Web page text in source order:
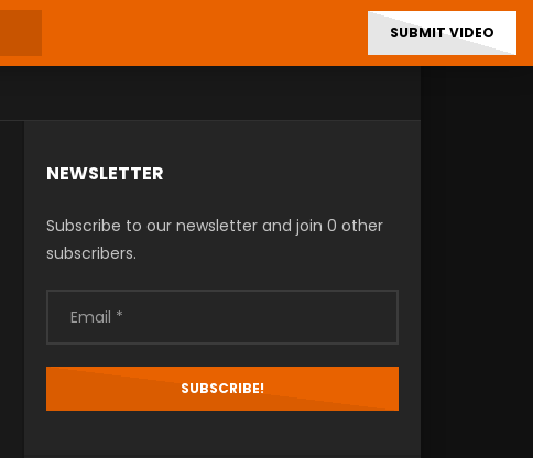
SUBMIT VIDEO
NEWSLETTER
Subscribe to our newsletter and join 0 other
subscribers.